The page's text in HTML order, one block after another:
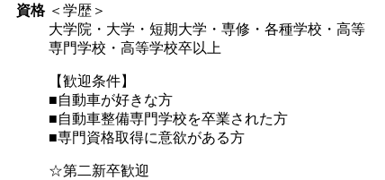
資格 ＜学歴＞
大学院・大学・短期大学・専修・各種学校・高等
専門学校・高等学校卒以上
【歓迎条件】
■自動車が好きな方
■自動車整備専門学校を卒業された方
■専門資格取得に意欲がある方
☆第二新卒歓迎